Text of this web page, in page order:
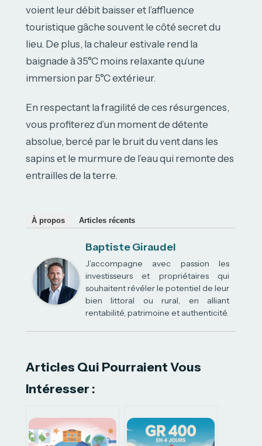
voient leur débit baisser et l’affluence
touristique gâche souvent le côté secret du
lieu. De plus, la chaleur estivale rend la
baignade à 35°C moins relaxante qu’une
immersion par 5°C extérieur.
En respectant la fragilité de ces résurgences,
vous profiterez d’un moment de détente
absolue, bercé par le bruit du vent dans les
sapins et le murmure de l’eau qui remonte des
entrailles de la terre.
À propos Articles récents
Baptiste Giraudel
J’accompagne avec passion les
investisseurs et propriétaires qui
souhaitent révéler le potentiel de leur
bien littoral ou rural, en alliant
rentabilité, patrimoine et authenticité.
Articles Qui Pourraient Vous
Intéresser :